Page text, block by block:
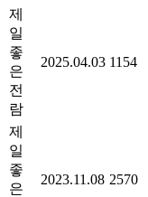
제
일
좋
은
전
람
2025.04.03 1154
제
일
좋
은
2023.11.08 2570